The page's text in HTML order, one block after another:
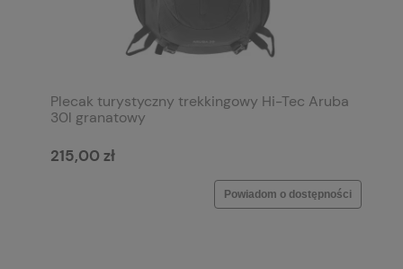
Plecak turystyczny trekkingowy Hi-Tec Aruba
30l granatowy
215,00 zł
Powiadom o dostępności